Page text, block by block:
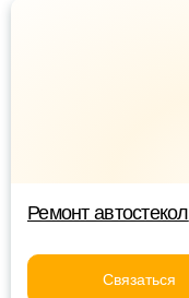
Ремонт автостекол
Связаться